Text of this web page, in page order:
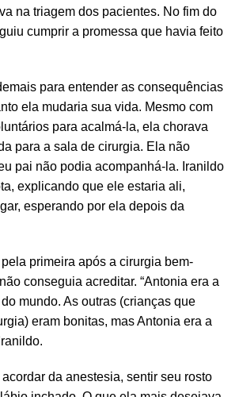
na triagem dos pacientes. No fim do
cumprir a promessa que havia feito
para entender as consequências
ela mudaria sua vida. Mesmo com
para acalmá-la, ela chorava
para a sala de cirurgia. Ela não
pai não podia acompanhá-la. Iranildo
explicando que ele estaria ali,
esperando por ela depois da
primeira após a cirurgia bem-
conseguia acreditar. “Antonia era a
mundo. As outras (crianças que
eram bonitas, mas Antonia era a
da anestesia, sentir seu rosto